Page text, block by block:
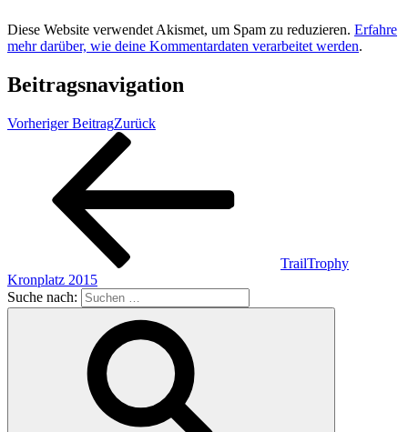
Diese Website verwendet Akismet, um Spam zu reduzieren. Erfahre
mehr darüber, wie deine Kommentardaten verarbeitet werden.
Beitragsnavigation
Vorheriger BeitragZurück
TrailTrophy
Kronplatz 2015
Suche nach: